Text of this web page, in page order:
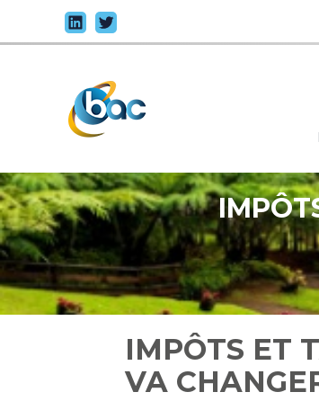
au
contenu
IMPÔTS ET
VA